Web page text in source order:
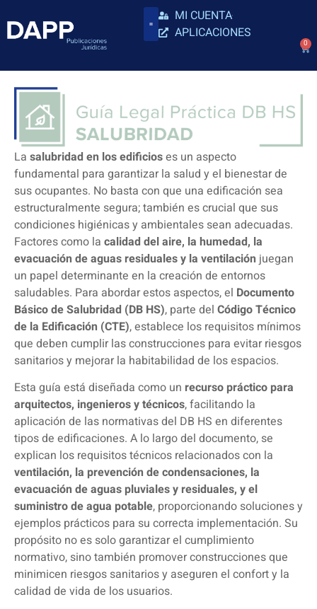
MI CUENTA
APLICACIONES
0
La salubridad en los edificioses un aspecto
fundamental para garantizar la salud y el bienestar de
sus ocupantes. No basta con que una edificación sea
estructuralmente segura; también es crucial que sus
condiciones higiénicas y ambientales sean adecuadas.
Factores como la calidad del aire, la humedad, la
evacuación de aguas residuales y la ventilación juegan
un papel determinante en la creación de entornos
saludables. Para abordar estos aspectos, el Documento
Básico de Salubridad (DB HS), parte del Código Técnico
de la Edificación (CTE), establece los requisitos mínimos
que deben cumplir las construcciones para evitar riesgos
sanitarios y mejorar la habitabilidad de los espacios.
Esta guía está diseñada como un recurso práctico para
arquitectos, ingenieros y técnicos, facilitando la
aplicación de las normativas del DB HS en diferentes
tipos de edificaciones. A lo largo del documento, se
explican los requisitos técnicos relacionados con la
ventilación, la prevención de condensaciones, la
evacuación de aguas pluviales y residuales, y el
suministro de agua potable, proporcionando soluciones y
ejemplos prácticos para su correcta implementación. Su
propósito no es solo garantizar el cumplimiento
normativo, sino también promover construcciones que
minimicen riesgos sanitarios y aseguren el confort y la
calidad de vida de los usuarios.